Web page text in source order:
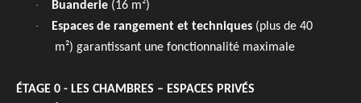
· Buanderie (16 m²)
· Espaces de rangement et techniques (plus de 40
m²) garantissant une fonctionnalité maximale
ÉTAGE 0 - LES CHAMBRES – ESPACES PRIVÉS